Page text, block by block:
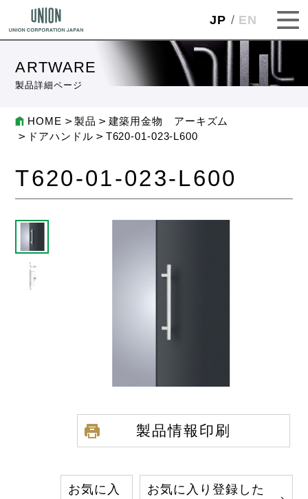
JP EN
ARTWARE
製品詳細ページ
HOME 製品
建築用金物 アーキズム
ドアハンドル
T620-01-023-L600
T620-01-023-L600
製品情報印刷
お気に入
お気に入り登録した